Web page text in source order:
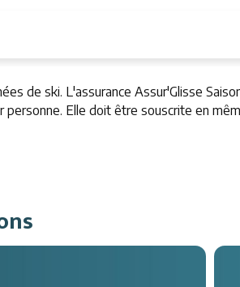
de ski. L'assurance Assur'Glisse
Elle doit être souscrite en